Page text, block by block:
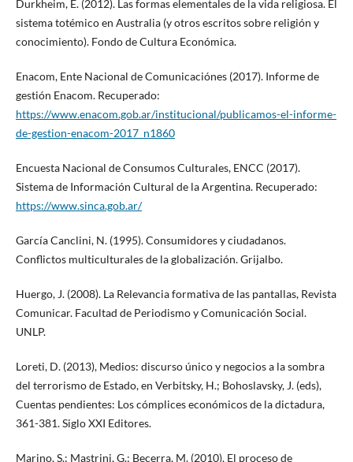
Durkheim, E. (2012). Las formas elementales de la vida religiosa. El
sistema totémico en Australia (y otros escritos sobre religión y
conocimiento). Fondo de Cultura Económica.
Enacom, Ente Nacional de Comunicaciónes (2017). Informe de
gestión Enacom. Recuperado:
https://www.enacom.gob.ar/institucional/publicamos-el-informe-
de-gestion-enacom-2017_n1860
Encuesta Nacional de Consumos Culturales, ENCC (2017).
Sistema de Información Cultural de la Argentina. Recuperado:
https://www.sinca.gob.ar/
García Canclini, N. (1995). Consumidores y ciudadanos.
Conflictos multiculturales de la globalización. Grijalbo.
Huergo, J. (2008). La Relevancia formativa de las pantallas, Revista
Comunicar. Facultad de Periodismo y Comunicación Social.
UNLP.
Loreti, D. (2013), Medios: discurso único y negocios a la sombra
del terrorismo de Estado, en Verbitsky, H.; Bohoslavsky, J. (eds),
Cuentas pendientes: Los cómplices económicos de la dictadura,
361-381. Siglo XXI Editores.
Marino, S.; Mastrini, G.; Becerra, M. (2010). El proceso de